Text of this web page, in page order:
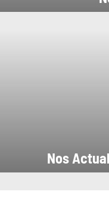
Nos